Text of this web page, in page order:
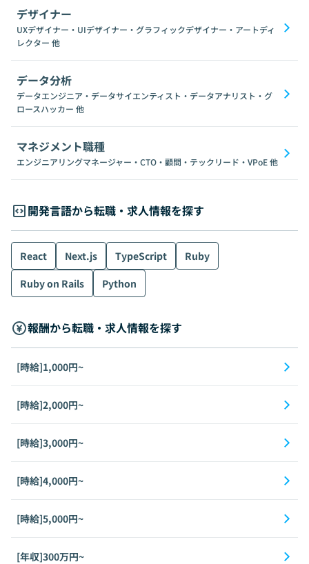
デザイナー
UXデザイナー・UIデザイナー・グラフィックデザイナー・アートディ
レクター 他
データ分析
データエンジニア・データサイエンティスト・データアナリスト・グ
ロースハッカー 他
マネジメント職種
エンジニアリングマネージャー・CTO・顧問・テックリード・VPoE他
開発言語から転職・求人情報を探す
React Next.js TypeScript
Ruby
Ruby on Rails
Python
報酬から転職・求人情報を探す
[時給]1,000円~
[時給]2,000円~
[時給]3,000円~
[時給]4,000円~
[時給]5,000円~
[年収]300万円~